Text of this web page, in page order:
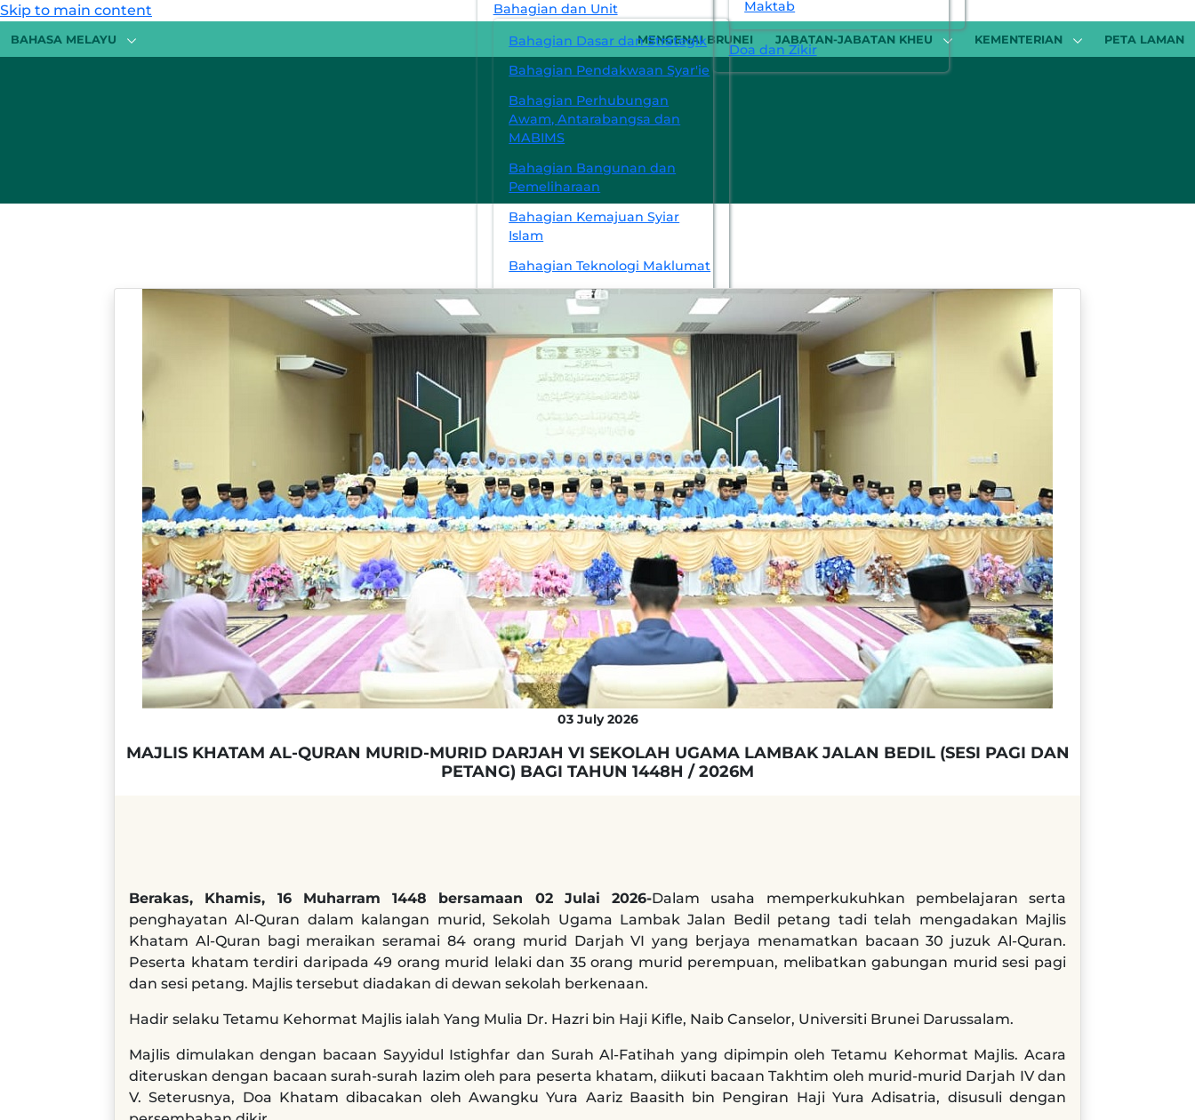
Skip to main content
BAHASA MELAYU MENGENAI BRUNEI JABATAN-JABATAN KHEU KEMENTERIAN PETA LAMAN
Bahagian dan Unit
Bahagian Dasar dan Strategik
Bahagian Pendakwaan Syar'ie
Bahagian Perhubungan
Awam, Antarabangsa dan
MABIMS
Bahagian Bangunan dan
Pemeliharaan
Bahagian Kemajuan Syiar
Islam
Bahagian Teknologi Maklumat
Pejabat Ugama Daerah Belait
Pejabat Ugama Daerah
Temburong
Pejabat Ugama Daerah
Tutong
Struktur Organisasi
Rancangan Strategik
Dasar-Dasar
Pegawai-Pegawai Utama
Maktab
Doa dan Zikir
03 July 2026
MAJLIS KHATAM AL-QURAN MURID-MURID DARJAH VI SEKOLAH UGAMA LAMBAK JALAN BEDIL (SESI PAGI DAN
PETANG) BAGI TAHUN 1448H / 2026M
Berakas, Khamis, 16 Muharram 1448 bersamaan 02 Julai 2026-Dalam usaha memperkukuhkan pembelajaran serta
penghayatan Al-Quran dalam kalangan murid, Sekolah Ugama Lambak Jalan Bedil petang tadi telah mengadakan Majlis
Khatam Al-Quran bagi meraikan seramai 84 orang murid Darjah VI yang berjaya menamatkan bacaan 30 juzuk Al-Quran.
Peserta khatam terdiri daripada 49 orang murid lelaki dan 35 orang murid perempuan, melibatkan gabungan murid sesi pagi
dan sesi petang. Majlis tersebut diadakan di dewan sekolah berkenaan.
Hadir selaku Tetamu Kehormat Majlis ialah Yang Mulia Dr. Hazri bin Haji Kifle, Naib Canselor, Universiti Brunei Darussalam.
Majlis dimulakan dengan bacaan Sayyidul Istighfar dan Surah Al-Fatihah yang dipimpin oleh Tetamu Kehormat Majlis. Acara
diteruskan dengan bacaan surah-surah lazim oleh para peserta khatam, diikuti bacaan Takhtim oleh murid-murid Darjah IV dan
V. Seterusnya, Doa Khatam dibacakan oleh Awangku Yura Aariz Baasith bin Pengiran Haji Yura Adisatria, disusuli dengan